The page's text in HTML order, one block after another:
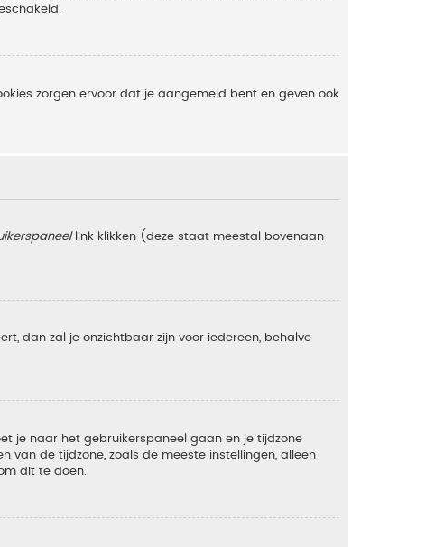
zorgen ervoor dat je aangemeld bent en geven ook
link klikken (deze staat meestal bovenaan
dan zal je onzichtbaar zijn voor iedereen, behalve
je naar het gebruikerspaneel gaan en je tijdzone
van de tijdzone, zoals de meeste instellingen, alleen
dit te doen.